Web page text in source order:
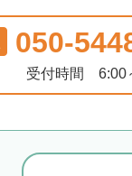
050-
受付時間 6:00